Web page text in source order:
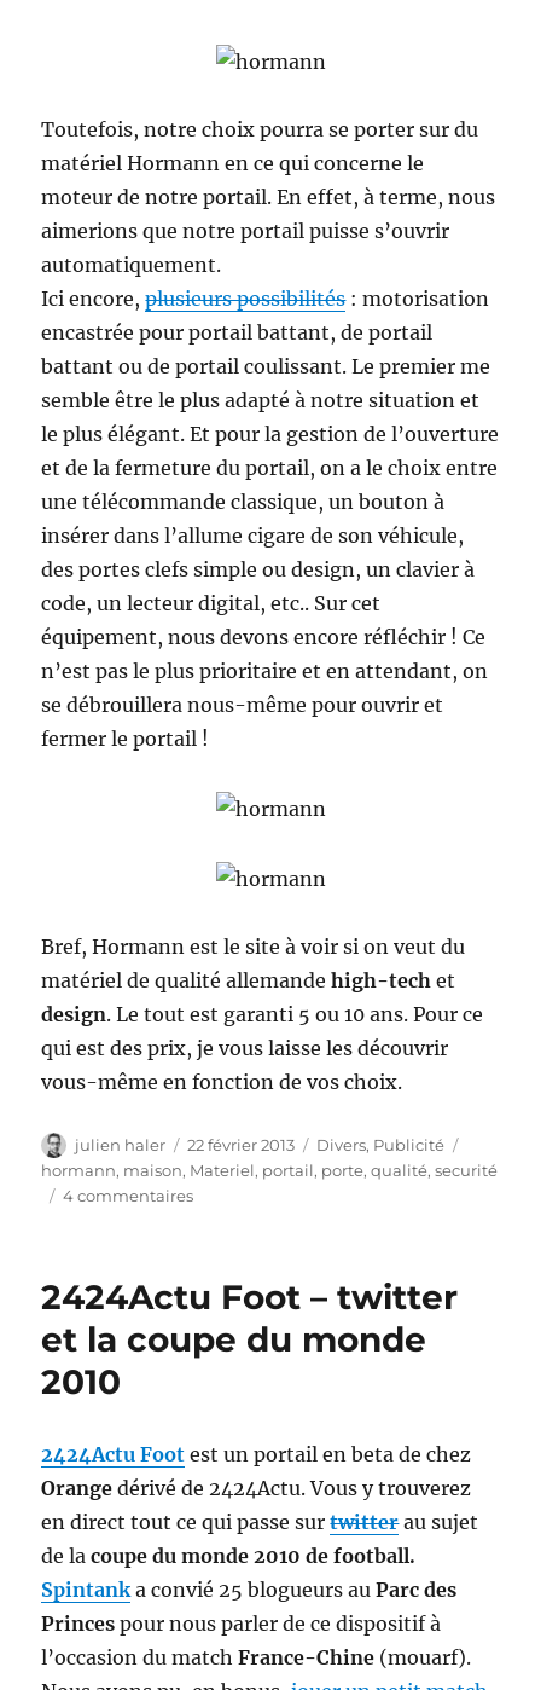
Toutefois, notre choix pourra se porter sur du
matériel Hormann en ce qui concerne le
moteur de notre portail. En effet, à terme, nous
aimerions que notre portail puisse s’ouvrir
automatiquement.
Ici encore,plusieurs possibilités: motorisation
encastrée pour portail battant, de portail
battant ou de portail coulissant. Le premier me
semble être le plus adapté à notre situation et
le plus élégant. Et pour la gestion de l’ouverture
et de la fermeture du portail, on a le choix entre
une télécommande classique, un bouton à
insérer dans l’allume cigare de son véhicule,
des portes clefs simple ou design, un clavier à
code, un lecteur digital, etc.. Sur cet
équipement, nous devons encore réfléchir ! Ce
n’est pas le plus prioritaire et en attendant, on
se débrouillera nous-même pour ouvrir et
fermer le portail !
Bref, Hormann est le site à voir si on veut du
matériel de qualité allemandehigh-tech et
design. Le tout est garanti 5 ou 10 ans. Pour ce
qui est des prix, je vous laisse les découvrir
vous-même en fonction de vos choix.
Auteur
julien haler
Publié
le
22 février 2013 Catégories
Divers, Publicité
hormann, maison, Materiel, portail, porte,qualité,securité
4 commentairessur
et
high
2424Actu Foot – twitter
et la coupe du monde
2010
2424Actu Foot est un portail en beta de chez
Orange dérivé de 2424Actu. Vous y trouverez
en direct tout ce qui passe sur twitterau sujet
de lacoupe du monde 2010 de football.
Spintank a convié 25 blogueurs auParc des
Princes pour nous parler de ce dispositif à
l’occasion du matchFrance-Chine (mouarf).